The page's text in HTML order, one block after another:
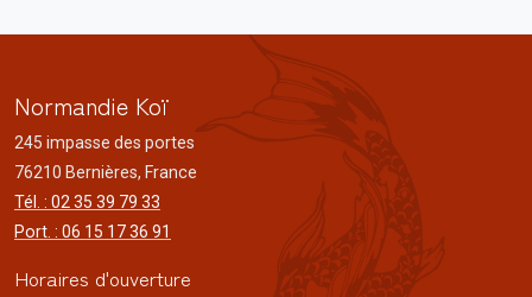
Normandie Koï
245 impasse des portes
76210 Bernières, France
Tél. : 02 35 39 79 33
Port. : 06 15 17 36 91
Horaires d'ouverture